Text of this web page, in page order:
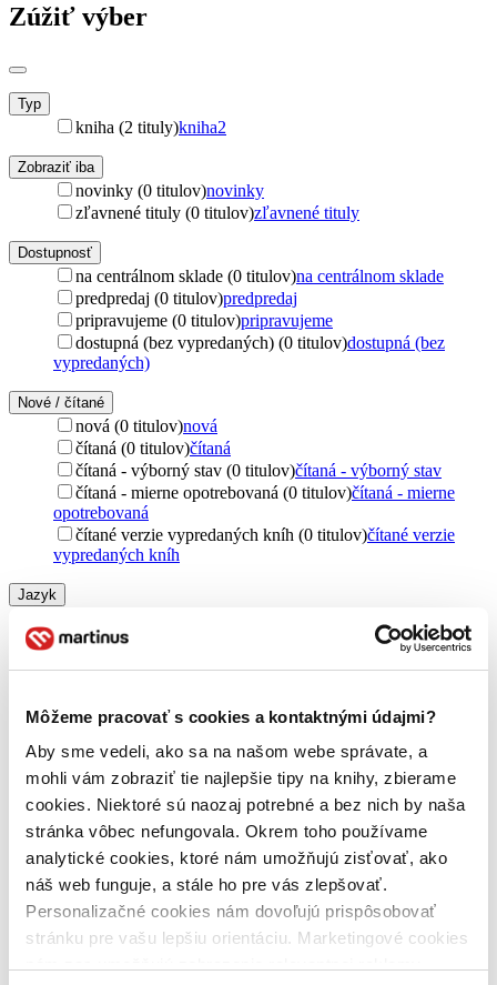
Môžeme pracovať s cookies a kontaktnými údajmi?
Aby sme vedeli, ako sa na našom webe správate, a
mohli vám zobraziť tie najlepšie tipy na knihy, zbierame
cookies. Niektoré sú naozaj potrebné a bez nich by naša
stránka vôbec nefungovala. Okrem toho používame
analytické cookies, ktoré nám umožňujú zisťovať, ako
náš web funguje, a stále ho pre vás zlepšovať.
Personalizačné cookies nám dovoľujú prispôsobovať
stránku pre vašu lepšiu orientáciu. Marketingové cookies
Zúžiť výber
Typ
kniha (2 tituly)kniha2
Zobraziť iba
novinky (0 titulov)novinky
zľavnené tituly (0 titulov)zľavnené tituly
Dostupnosť
na centrálnom sklade (0 titulov)na centrálnom sklade
predpredaj (0 titulov)predpredaj
pripravujeme (0 titulov)pripravujeme
dostupná (bez vypredaných) (0 titulov)dostupná (bez
vypredaných)
Nové / čítané
nová (0 titulov)nová
čítaná (0 titulov)čítaná
čítaná - výborný stav (0 titulov)čítaná - výborný stav
čítaná - mierne opotrebovaná (0 titulov)čítaná - mierne
opotrebovaná
čítané verzie vypredaných kníh (0 titulov)čítané verzie
vypredaných kníh
Jazyk
varenie (2 tituly)varenie2
recepty (2 tituly)recepty2
Vydavateľstvo
Prakul Production (1 titul)Prakul Production1
Pražský kulinářský institut (1 titul)Pražský kulinářský
institut1
Väzba
pevná väzba (2 tituly)pevná väzba2